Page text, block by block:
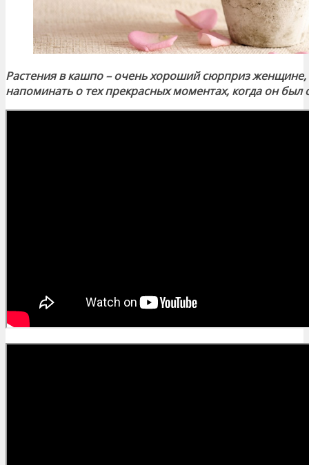
Растения в кашпо – очень хороший сюрприз женщине,
напоминать о тех прекрасных моментах, когда он был